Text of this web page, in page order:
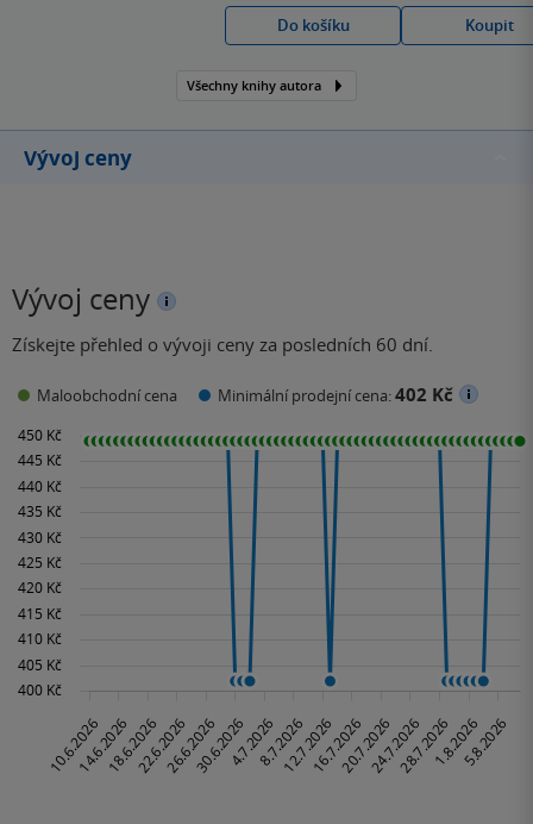
čtenářům zcela odlišný
Do košíku
Koupit
Všechny knihy autora
Vývoj ceny
Vývoj ceny
Získejte přehled o vývoji ceny za posledních 60 dní.
Maloobchodní cena Minimální prodejní cena:402 Kč